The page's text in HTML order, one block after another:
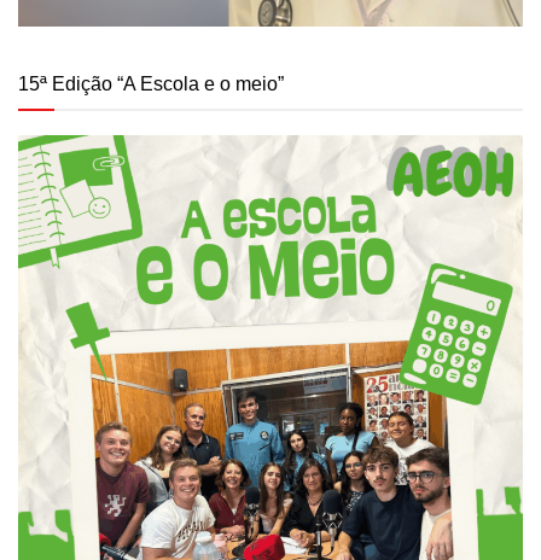
15ª Edição “A Escola e o meio”